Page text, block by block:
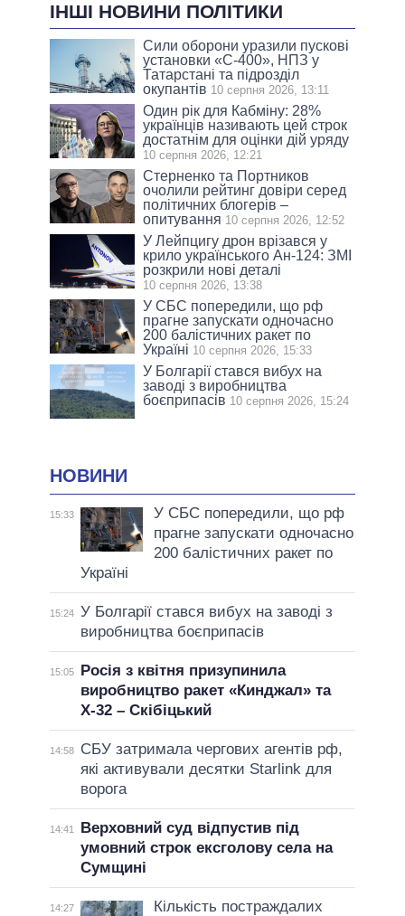
ІНШІ НОВИНИ ПОЛІТИКИ
Сили оборони уразили пускові
установки «С-400», НПЗ у
Татарстані та підрозділ
окупантів 10 серпня 2026, 13:11
Один рік для Кабміну: 28%
українців називають цей строк
достатнім для оцінки дій уряду
10 серпня 2026, 12:21
Стерненко та Портников
очолили рейтинг довіри серед
політичних блогерів –
опитування 10 серпня 2026, 12:52
У Лейпцигу дрон врізався у
крило українського Ан-124: ЗМІ
розкрили нові деталі
10 серпня 2026, 13:38
У СБС попередили, що рф
прагне запускати одночасно
200 балістичних ракет по
Україні 10 серпня 2026, 15:33
У Болгарії стався вибух на
заводі з виробництва
боєприпасів 10 серпня 2026, 15:24
НОВИНИ
15:33
У СБС попередили, що рф
прагне запускати одночасно
200 балістичних ракет по
Україні
15:24 У Болгарії стався вибух на заводі з
виробництва боєприпасів
15:05
Росія з квітня призупинила
виробництво ракет «Кинджал» та
Х-32 – Скібіцький
14:58
СБУ затримала чергових агентів рф,
які активували десятки Starlink для
ворога
14:41
Верховний суд відпустив під
умовний строк ексголову села на
Сумщині
14:27
Кількість постраждалих